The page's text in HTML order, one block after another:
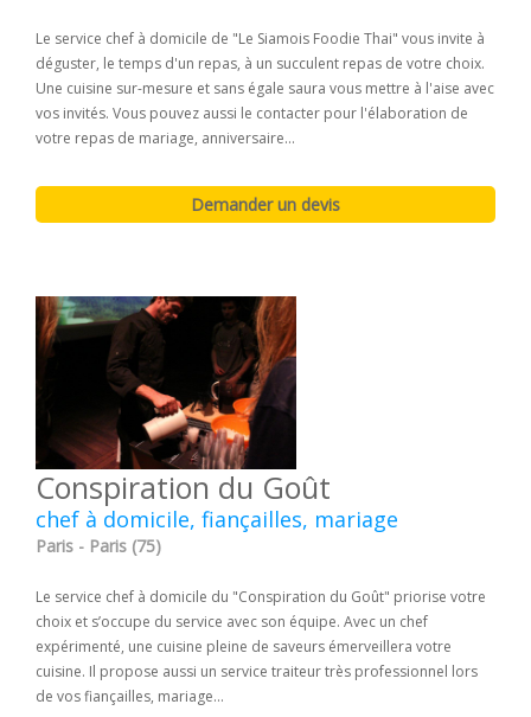
Le service chef à domicile de "Le Siamois Foodie Thai" vous invite à
déguster, le temps d'un repas, à un succulent repas de votre choix.
Une cuisine sur-mesure et sans égale saura vous mettre à l'aise avec
vos invités. Vous pouvez aussi le contacter pour l'élaboration de
votre repas de mariage, anniversaire...
Conspiration du Goût
chef à domicile, fiançailles, mariage
Paris - Paris (75)
Le service chef à domicile du "Conspiration du Goût" priorise votre
choix et s’occupe du service avec son équipe. Avec un chef
expérimenté, une cuisine pleine de saveurs émerveillera votre
cuisine. Il propose aussi un service traiteur très professionnel lors
de vos fiançailles, mariage...